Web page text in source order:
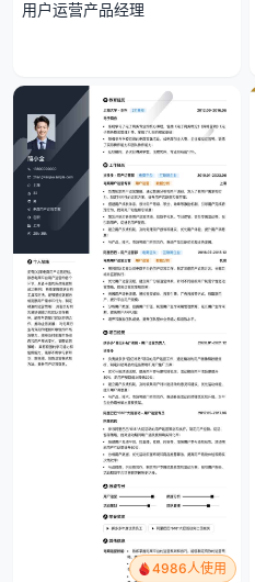
用户运营产品经理
4986人使用